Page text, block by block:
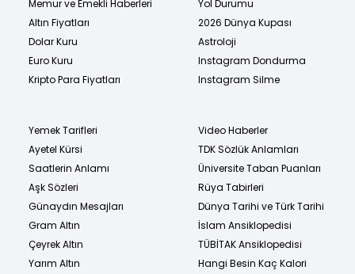
Memur ve Emekli Haberleri
Altın Fiyatları
Dolar Kuru
Euro Kuru
Kripto Para Fiyatları
Yol Durumu
2026 Dünya Kupası
Astroloji
Instagram Dondurma
Instagram Silme
Yemek Tarifleri
Ayetel Kürsi
Saatlerin Anlamı
Aşk Sözleri
Günaydın Mesajları
Gram Altın
Çeyrek Altın
Yarım Altın
Video Haberler
TDK Sözlük Anlamları
Üniversite Taban Puanları
Rüya Tabirleri
Dünya Tarihi ve Türk Tarihi
İslam Ansiklopedisi
TÜBİTAK Ansiklopedisi
Hangi Besin Kaç Kalori